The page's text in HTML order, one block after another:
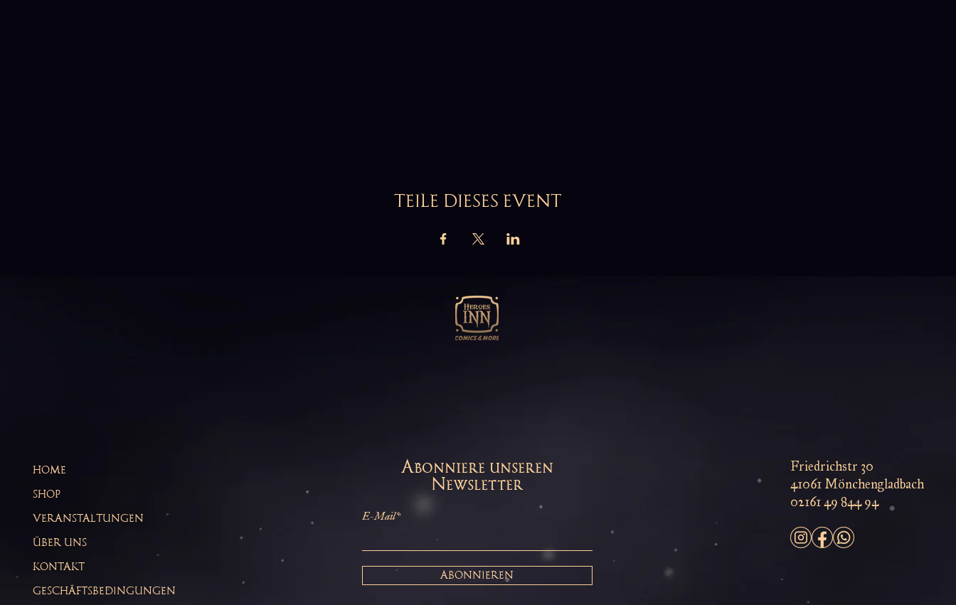
TEILE DIESES EVENT
HOME
SHOP
VERANSTALTUNGEN
ÜBER UNS
KONTAKT
GESCHÄFTSBEDINGUNGEN
Abonniere unseren
Newsletter
E-Mail*
ABONNIEREN
Friedrichstr 30
41061 Mönchengladbach
02161 49 844 94